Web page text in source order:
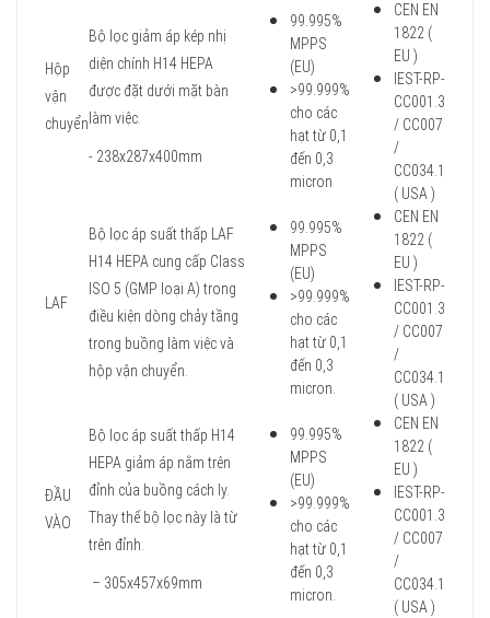
Hộp
vận
chuyển
Bộ lọc giảm áp kép nhị
diện chính H14 HEPA
được đặt dưới mặt bàn
làm việc.
- 238x287x400mm
99.995%
MPPS
(EU)
>99.999%
cho các
hạt từ 0,1
đến 0,3
micron
CEN EN
1822 (
EU )
IEST-RP-
CC001.3
/ CC007
/
CC034.1
( USA )
LAF
Bộ lọc áp suất thấp LAF
H14 HEPA cung cấp Class
ISO 5 (GMP loại A) trong
điều kiện dòng chảy tầng
trong buồng làm việc và
hộp vận chuyển.
99.995%
MPPS
(EU)
>99.999%
cho các
hạt từ 0,1
đến 0,3
micron.
CEN EN
1822 (
EU )
IEST-RP-
CC001.3
/ CC007
/
CC034.1
( USA )
ĐẦU
VÀO
Bộ lọc áp suất thấp H14
HEPA giảm áp nằm trên
đỉnh của buồng cách ly.
Thay thế bộ lọc này là từ
trên đỉnh.
– 305x457x69mm
99.995%
MPPS
(EU)
>99.999%
cho các
hạt từ 0,1
đến 0,3
micron.
CEN EN
1822 (
EU )
IEST-RP-
CC001.3
/ CC007
/
CC034.1
( USA )